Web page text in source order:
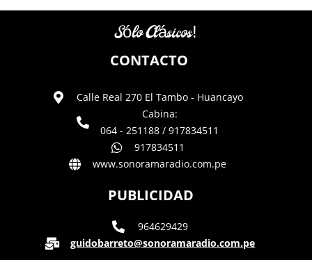
Sólo Clásicos!
CONTACTO
Calle Real 270 El Tambo - Huancayo
Cabina:
064 - 251188 / 917834511
917834511
www.sonoramaradio.com.pe
PUBLICIDAD
964629429
guidobarreto@sonoramaradio.com.pe